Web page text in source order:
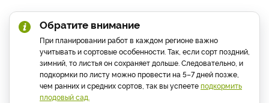
Обратите внимание
При планировании работ в каждом регионе важно
учитывать и сортовые особенности. Так, если сорт поздний,
зимний, то листья он сохраняет дольше. Следовательно, и
подкормки по листу можно провести на 5–7 дней позже,
чем ранних и средних сортов, так вы успеетеподкормить
плодовый сад.